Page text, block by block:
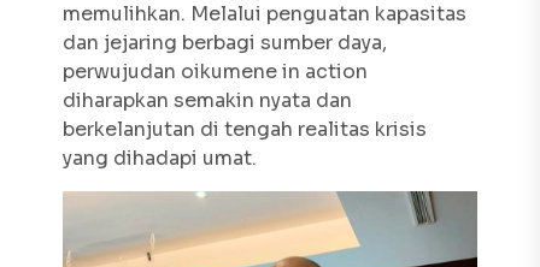
memulihkan. Melalui penguatan kapasitas
dan jejaring berbagi sumber daya,
perwujudan oikumene in action
diharapkan semakin nyata dan
berkelanjutan di tengah realitas krisis
yang dihadapi umat.